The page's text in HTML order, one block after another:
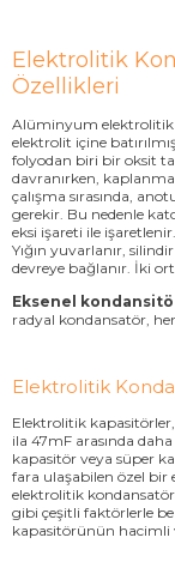
Elektrolitik
Özellikleri
Alüminyum
elektrolit içine
folyodan biri bir oksit
davranırken,
çalışma sırasında,
gerekir. Bu nedenle
eksi işareti ile
Yığın yuvarlanır,
devreye bağlanır. İki
Eksenel
radyal kondansatör,
Elektrolitik
Elektrolitik
ila 47mF arasında
kapasitör veya süper
fara ulaşabilen özel
elektrolitik
gibi çeşitli faktörlerle
kapasitörünün hacimli